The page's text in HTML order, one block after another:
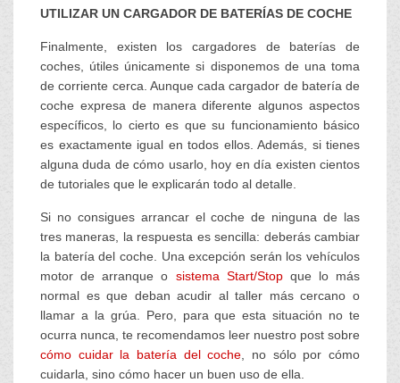
UTILIZAR UN CARGADOR DE BATERÍAS DE COCHE
Finalmente, existen los cargadores de baterías de
coches, útiles únicamente si disponemos de una toma
de corriente cerca. Aunque cada cargador de batería de
coche expresa de manera diferente algunos aspectos
específicos, lo cierto es que su funcionamiento básico
es exactamente igual en todos ellos. Además, si tienes
alguna duda de cómo usarlo, hoy en día existen cientos
de tutoriales que le explicarán todo al detalle.
Si no consigues arrancar el coche de ninguna de las
tres maneras, la respuesta es sencilla: deberás cambiar
la batería del coche. Una excepción serán los vehículos
motor de arranque o sistema Start/Stopque lo más
normal es que deban acudir al taller más cercano o
llamar a la grúa. Pero, para que esta situación no te
ocurra nunca, te recomendamos leer nuestro post sobre
cómo cuidar la batería del coche , no sólo por cómo
cuidarla, sino cómo hacer un buen uso de ella.